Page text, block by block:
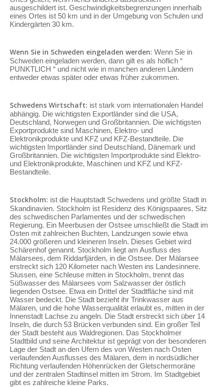
ausgeschildert ist. Geschwindigkeitsbegrenzungen innerhalb
eines Ortes ist 50 km und in der Umgebung von Schulen und
Kindergärten 30 km.
Wenn Sie in Schweden eingeladen werden: Wenn Sie in
Schweden eingeladen werden, dann gilt es als höflich “
PUNKTLICH “ und nicht wie in manchen anderen Ländern
entweder etwas später oder etwas früher zukommen.
Schwedens Wirtschaft: ist stark vom internationalen Handel
abhängig. Die wichtigsten Exportländer sind die USA,
Deutschland, Norwegen und Großbritannien. Die wichtigsten
Exportprodukte sind Maschinen, Elektro- und
Elektronikprodukte und KFZ und KFZ-Bestandteile. Die
wichtigsten Importländer sind Deutschland, Dänemark und
Großbritannien. Die wichtigsten Importprodukte sind Elektro-
und Elektronikprodukte, Maschinen und KFZ und KFZ-
Bestandteile.
Stockholm: ist die Hauptstadt Schwedens und größte Stadt in
Skandinavien. Stockholm ist Residenz des Königspaares, Sitz
des schwedischen Parlamentes und der schwedischen
Regierung. Ein Meerbusen der Ostsee umschließt die Stadt im
Osten mit zahlreichen Buchten, Landzungen sowie etwa
24.000 größeren und kleineren Inseln. Dieses Gebiet wird
Schärenhof genannt. Stockholm liegt am Ausfluss des
Mälarsees, dem Riddarfjärden, in die Ostsee. Der Mälarsee
erstreckt sich 120 Kilometer nach Westen ins Landesinnere.
Slussen, eine Schleuse mitten in Stockholm, trennt das
Süßwasser des Mälarsees vom Salzwasser der östlich
liegenden Ostsee. Etwa ein Drittel der Stadtfläche sind mit
Wasser bedeckt. Die Stadt bezieht ihr Trinkwasser aus
Mälaren, und die hohe Wasserqualität erlaubt es, mitten in der
Innenstadt Lachse zu angeln. Die Stadt erstreckt sich über 14
Inseln, die durch 53 Brücken verbunden sind. Ein großer Teil
der Stadt besteht aus Waldregionen. Das Stockholmer
Stadtbild und seine Architektur ist geprägt von der besonderen
Lage der Stadt an den Ufern des von Westen nach Osten
verlaufenden Ausflusses des Mälaren, dem in nordsüdlicher
Richtung verlaufenden Höhenrücken der Gletschermoräne
und der zentralen Stadtinsel mitten im Strom. Im Stadtgebiet
gibt es zahlreiche kleine Parks.